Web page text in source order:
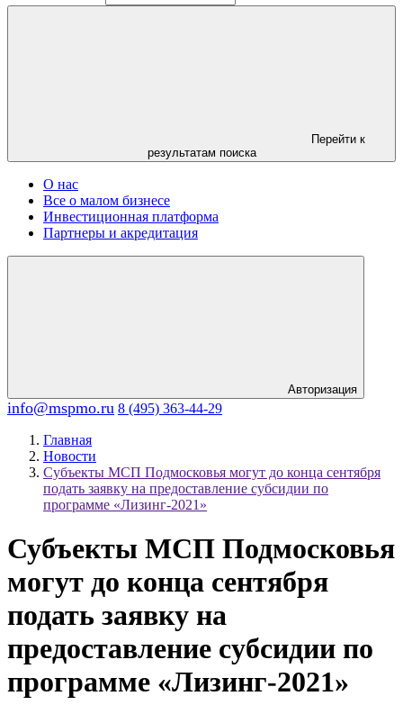
Перейти к
результатам поиска
О нас
Все о малом бизнесе
Инвестиционная платформа
Партнеры и акредитация
Авторизация
info@mspmo.ru 8 (495) 363-44-29
Главная
Новости
Субъекты МСП Подмосковья могут до конца сентября
подать заявку на предоставление субсидии по
программе «Лизинг-2021»
Субъекты МСП Подмосковья
могут до конца сентября
подать заявку на
предоставление субсидии по
программе «Лизинг-2021»